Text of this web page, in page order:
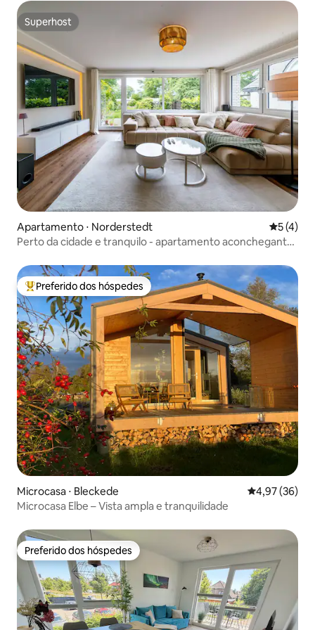
Superhost
Superhost
Apartamento ⋅ Norderstedt 5 de
5 (4)
Perto da cidade e tranquilo - apartamento aconchegante
Entre os melhores preferidos dos hóspedes
Preferido dos hóspedes
Microcasa ⋅ Bleckede 4,97 de uma
4,97 (36)
Microcasa Elbe – Vista ampla e tranquilidade
Preferido dos hóspedes
Preferido dos hóspedes